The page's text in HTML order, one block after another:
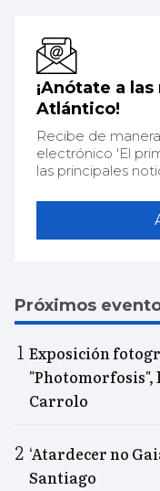
¡Anótate a
Atlántico!
Recibe de
electrónico 'El
las principales
Próximos
Exposición
Carrolo
‘Atardecer no
Santiago